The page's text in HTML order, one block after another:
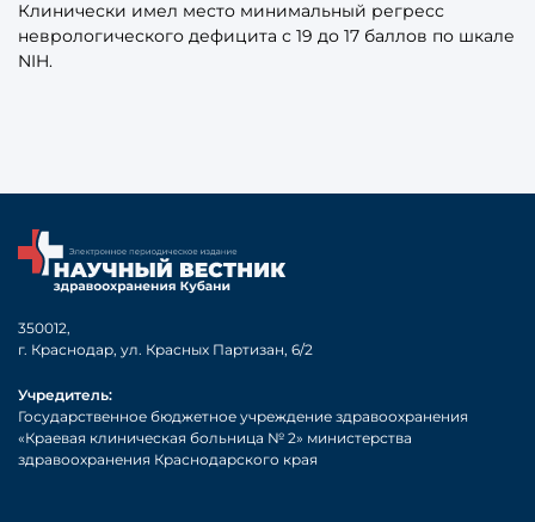
Клинически имел место минимальный регресс
неврологического дефицита с 19 до 17 баллов по шкале
NIH.
350012,
г. Краснодар, ул. Красных Партизан, 6/2
Учредитель:
Государственное бюджетное учреждение здравоохранения
«Краевая клиническая больница № 2» министерства
здравоохранения Краснодарского края